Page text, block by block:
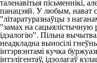
таленавітыя пісьменнікі,
панацэяй. У любым, нават
"літаратуразнаўцы з
"замах на сацыялістычную
ідэалогію". Пільна
неадкладна выносілі
інтэрвэнтамі кучка
інтэлігентаў, ідэолагаў